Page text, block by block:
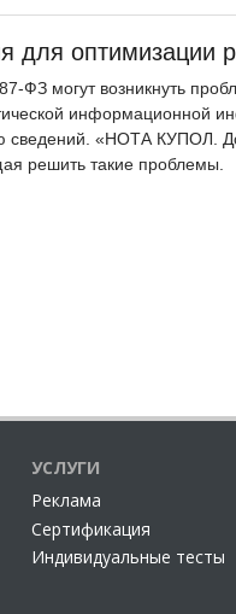
оптимизации
ФЗ могут возникнуть
информационной
сведений. «НОТА КУПОЛ.
решить такие проблемы.
УСЛУГИ
Реклама
Сертификация
Индивидуальные тесты